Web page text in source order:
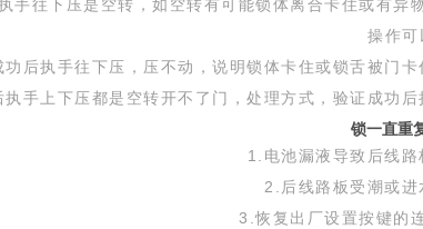
手往下压是空转，如空转有可能锁体离合卡住或有
操作可
后执手往下压，压不动，说明锁体卡住或锁舌被门
手上下压都是空转开不了门，处理方式，验证成功
锁一直重
1.电池漏液导致后线路
2.后线路板受潮或进
3.恢复出厂设置按键的